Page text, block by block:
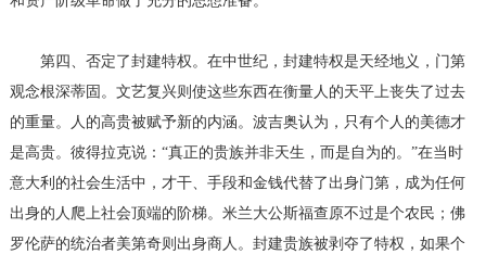
第四、否定了封建特权。在中世纪，封建特权是天经地义，门第
观念根深蒂固。文艺复兴则使这些东西在衡量人的天平上丧失了过去
的重量。人的高贵被赋予新的内涵。波吉奥认为，只有个人的美德才
是高贵。彼得拉克说：“真正的贵族并非天生，而是自为的。”在当时
意大利的社会生活中，才干、手段和金钱代替了出身门第，成为任何
出身的人爬上社会顶端的阶梯。米兰大公斯福查原不过是个农民；佛
罗伦萨的统治者美第奇则出身商人。封建贵族被剥夺了特权，如果个